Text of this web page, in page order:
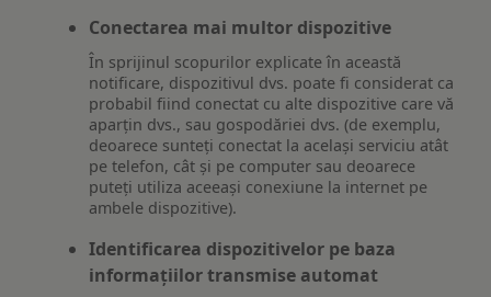
Conectarea mai multor dispozitive
În sprijinul scopurilor explicate în această
notificare, dispozitivul dvs. poate fi considerat ca
probabil fiind conectat cu alte dispozitive care vă
aparțin dvs., sau gospodăriei dvs. (de exemplu,
deoarece sunteți conectat la același serviciu atât
pe telefon, cât și pe computer sau deoarece
puteți utiliza aceeași conexiune la internet pe
ambele dispozitive).
Identificarea dispozitivelor pe baza
informațiilor transmise automat